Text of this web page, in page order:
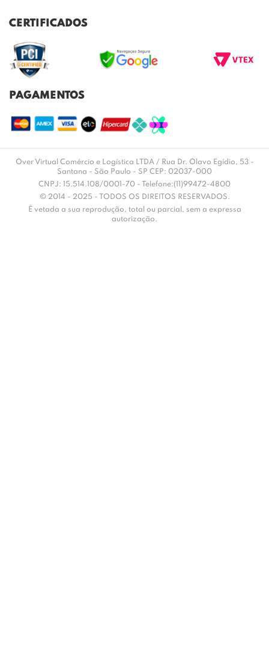
REGULAMENTO CASHBACK
TROCAS E DEVOLUÇÕES
ENVIO E ENTREGA
DÚVIDAS FREQUENTES
CERTIFICADOS
PAGAMENTOS
Over Virtual Comércio e Logística LTDA / Rua Dr. Olavo Egídio, 53 -
Santana - São Paulo - SP CEP: 02037-000
CNPJ: 15.514.108/0001-70 - Telefone:(11)99472-4800
© 2014 - 2025 - TODOS OS DIREITOS RESERVADOS.
É vetada a sua reprodução, total ou parcial, sem a expressa
autorização.